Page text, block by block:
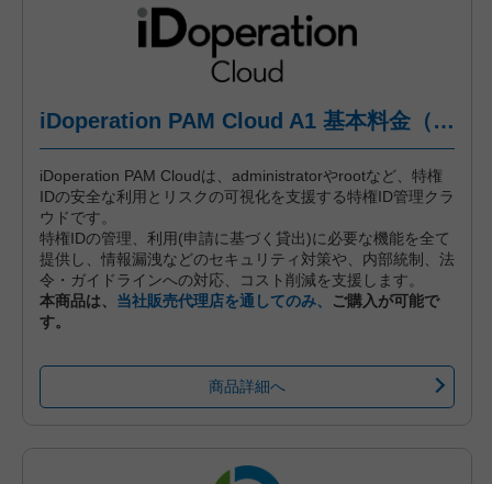
iDoperation PAM Cloud A1 基本料金（標準プラン、月々後払い）
iDoperation PAM Cloudは、administratorやrootなど、特権
IDの安全な利用とリスクの可視化を支援する特権ID管理クラ
ウドです。
特権IDの管理、利用(申請に基づく貸出)に必要な機能を全て
提供し、情報漏洩などのセキュリティ対策や、内部統制、法
令・ガイドラインへの対応、コスト削減を支援します。
本商品は、 当社販売代理店を通してのみ、
ご購入が可能で
す。
商品詳細へ